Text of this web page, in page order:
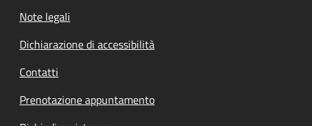
Note legali
Dichiarazione di accessibilità
Contatti
Prenotazione appuntamento